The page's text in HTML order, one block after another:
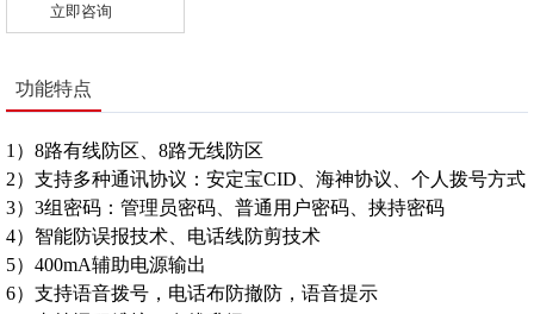
立即咨询
功能特点
1）8路有线防区、8路无线防区
2）支持多种通讯协议：安定宝CID、海神协议、个人拨号方式
3）3组密码：管理员密码、普通用户密码、挟持密码
4）智能防误报技术、电话线防剪技术
5）400mA辅助电源输出
6）支持语音拨号，电话布防撤防，语音提示